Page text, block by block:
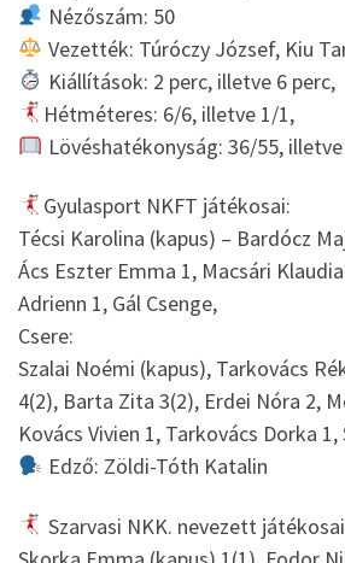
Nézőszám: 50
Vezették: Túróczy József, Kiu
Kiállítások: 2 perc, illetve 6 perc,
Hétméteres: 6/6, illetve 1/1,
Lövéshatékonyság: 36/55,
Gyulasport NKFT játékosai:
Técsi Karolina (kapus) – Bardócz
Ács Eszter Emma 1, Macsári
Adrienn 1, Gál Csenge,
Csere:
Szalai Noémi (kapus), Tarkovács
4(2), Barta Zita 3(2), Erdei Nóra 2,
Kovács Vivien 1, Tarkovács Dorka
Edző: Zöldi-Tóth Katalin
Szarvasi NKK. nevezett